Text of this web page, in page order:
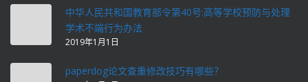
中华人民共和国教育部令第40号:高等学校预防与处理
学术不端行为办法
2019年1月1日
paperdog论文查重修改技巧有哪些？